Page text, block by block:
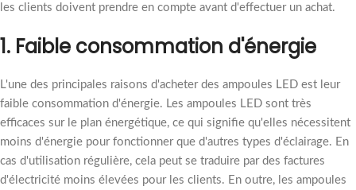
les clients doivent prendre en compte avant d'effectuer un achat.
1. Faible consommation d'énergie
L'une des principales raisons d'acheter des ampoules LED est leur
faible consommation d'énergie. Les ampoules LED sont très
efficaces sur le plan énergétique, ce qui signifie qu'elles nécessitent
moins d'énergie pour fonctionner que d'autres types d'éclairage. En
cas d'utilisation régulière, cela peut se traduire par des factures
d'électricité moins élevées pour les clients. En outre, les ampoules